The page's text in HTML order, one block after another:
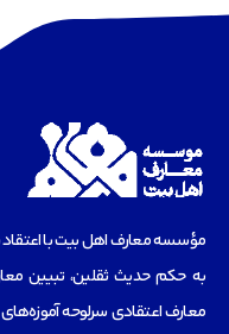
مؤسسه‌ معارف اهل بیت با اعتقاد
به حکم حدیث ثقلین، تبیین